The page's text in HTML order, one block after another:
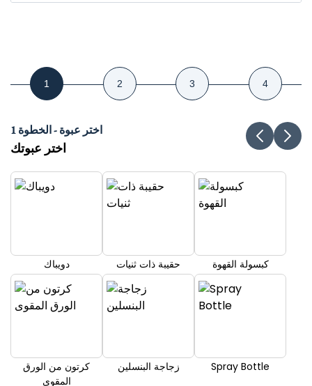
اختر عبوة - الخطوة 1
اختر عبوتك
دويباك حقيبة ذات ثنيات كبسولة القهوة
كرتون من الورق
المقوى
زجاجة البنسلين Spray Bottle